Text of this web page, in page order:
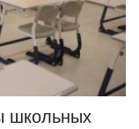
школьных